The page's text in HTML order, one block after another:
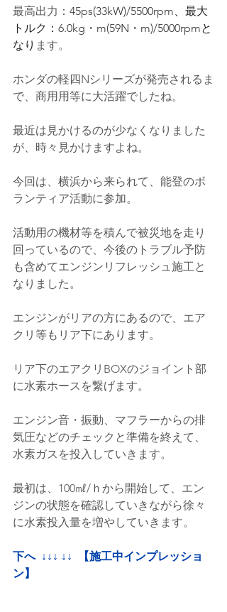
最高出力： 45ps(33kW)/5500rpm、最大
トルク： 6.0kg・m(59N・m)/5000rpmと
なり ます。
ホンダの軽四Nシリーズが発売されるま
で、商用用等に大活躍でしたね。
最近は見かけるのが少なくなりました
が、時々見かけますよね。
今回は、横浜から来られて、能登のボ
ランティア活動に参加。
活動用の機材等を積んで被災地を走り
回っているので、今後のトラブル予防
も含めてエンジンリフレッシュ施工と
なりました。
エンジンがリアの方にあるので、エア
クリ等もリア下にあります。
リア下のエアクリBOXのジョイント部
に水素ホースを繋げます。
エンジン音・振動、マフラーからの排
気圧などのチェックと準備を終えて、
水素ガスを投入していきます。
最初は、100㎖/ｈから開始して、エン
ジンの状態を確認していきながら徐々
に水素投入量を増やしていきます。
下へ  ↓↓↓ ↓↓  【施工中インプレッショ
ン】